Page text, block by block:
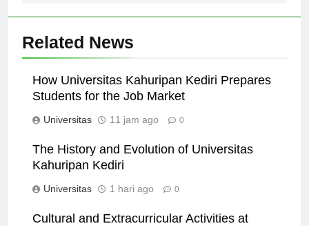
Related News
How Universitas Kahuripan Kediri Prepares
Students for the Job Market
Universitas 11 jam ago 0
The History and Evolution of Universitas
Kahuripan Kediri
Universitas 1 hari ago 0
Cultural and Extracurricular Activities at